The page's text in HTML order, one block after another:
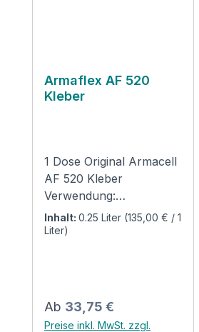
Armaflex AF 520
Kleber
1 Dose Original Armacell
AF 520 Kleber
Verwendung:
Kontaktkleber auf Basis
Polychloropren, frei von
ﬂexiblen Armaﬂex
Dämmstoffe (außer HT/
Inhalt: 0.25 Liter (135,00 € / 1
Liter)
Regulärer Preis:
Ab 33,75 €
Preise inkl. MwSt. zzgl.